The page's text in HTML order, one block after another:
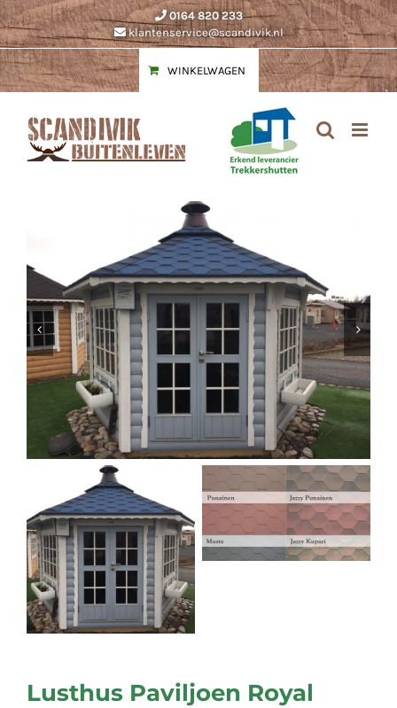
Ga
naar
inhoud
0164 820 233
klantenservice@scandivik.nl
WINKELWAGEN
Lusthus Paviljoen Royal